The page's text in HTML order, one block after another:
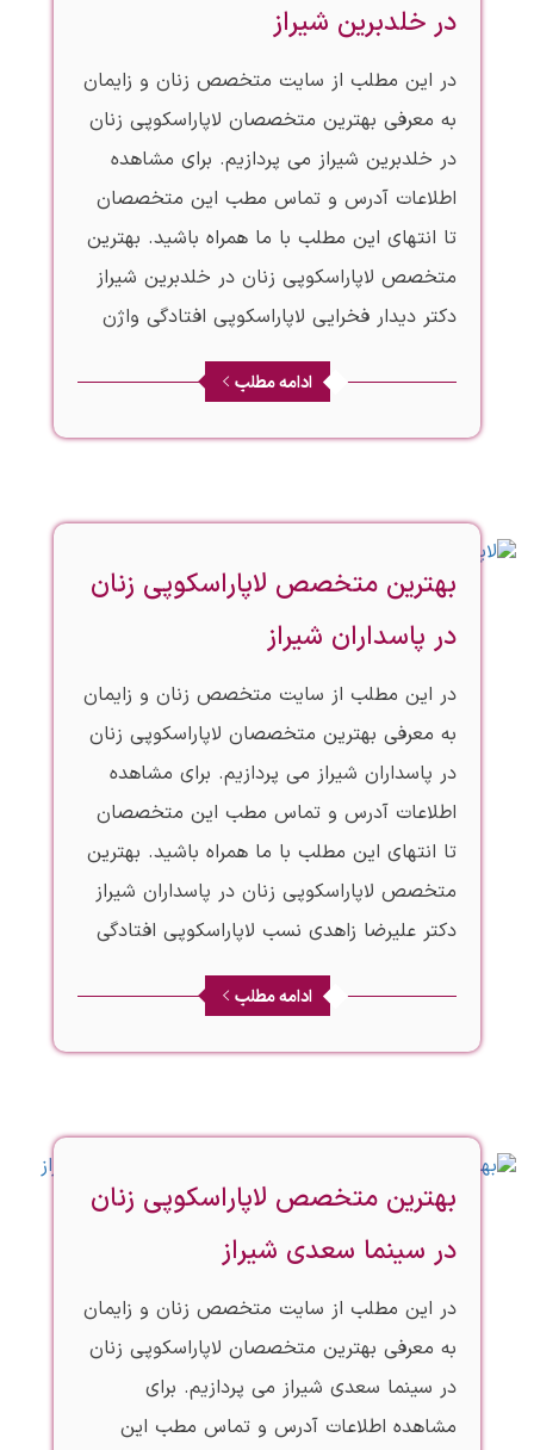
در خلدبرین شیراز
در این مطلب از سایت متخصص زنان و زایمان
به معرفی بهترین متخصصان لاپاراسکوپی زنان
در خلدبرین شیراز می پردازیم. برای مشاهده
اطلاعات آدرس و تماس مطب این متخصصان
تا انتهای این مطلب با ما همراه باشید. بهترین
متخصص لاپاراسکوپی زنان در خلدبرین شیراز
دکتر دیدار فخرایی لاپاراسکوپی افتادگی واژن
ادامه مطلب
بهترین متخصص لاپاراسکوپی زنان
در پاسداران شیراز
در این مطلب از سایت متخصص زنان و زایمان
به معرفی بهترین متخصصان لاپاراسکوپی زنان
در پاسداران شیراز می پردازیم. برای مشاهده
اطلاعات آدرس و تماس مطب این متخصصان
تا انتهای این مطلب با ما همراه باشید. بهترین
متخصص لاپاراسکوپی زنان در پاسداران شیراز
دکتر علیرضا زاهدی نسب لاپاراسکوپی افتادگی
ادامه مطلب
بهترین متخصص لاپاراسکوپی زنان
در سینما سعدی شیراز
در این مطلب از سایت متخصص زنان و زایمان
به معرفی بهترین متخصصان لاپاراسکوپی زنان
در سینما سعدی شیراز می پردازیم. برای
مشاهده اطلاعات آدرس و تماس مطب این